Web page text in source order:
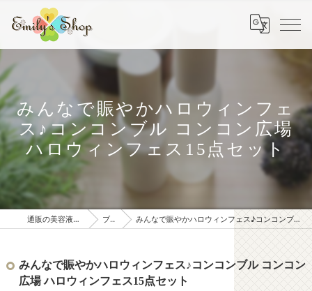
みんなで賑やかハロウィンフェ
ス♪コンコンブル コンコン広場
ハロウィンフェス15点セット
通販の美容液はEmily' s Shop ブログ みんなで賑やかハロウィンフェス♪コンコンブル コンコン広場 ハロウィンフェス15点セット
みんなで賑やかハロウィンフェス♪コンコンブル コンコン
広場 ハロウィンフェス15点セット